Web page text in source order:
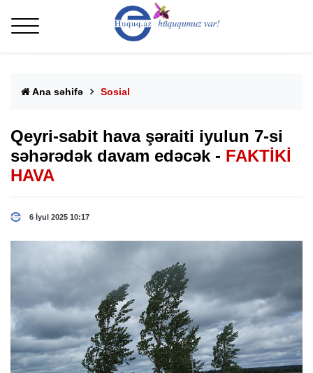
Ana səhifə Sosial
Qeyri-sabit hava şəraiti iyulun 7-si
səhərədək davam edəcək - FAKTİKİ
HAVA
6 İyul 2025 10:17